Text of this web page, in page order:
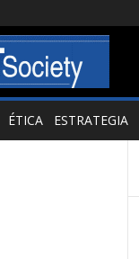
ÉTICA ESTRATEGIA